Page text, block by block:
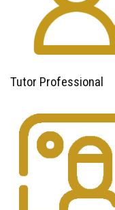
Tutor Professional